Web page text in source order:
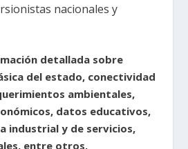
nacionales y
detallada sobre
del estado, conectividad
ambientales,
datos educativos,
industrial y de servicios,
entre otros.